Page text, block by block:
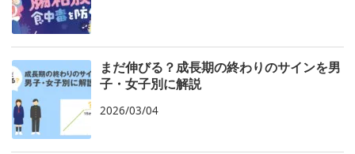
まだ伸びる？成長期の終わりのサインを男
子・女子別に解説
2026/03/04